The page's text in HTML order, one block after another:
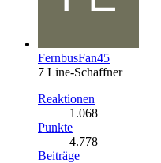
FernbusFan45
7 Line-Schaffner
Reaktionen
1.068
Punkte
4.778
Beiträge